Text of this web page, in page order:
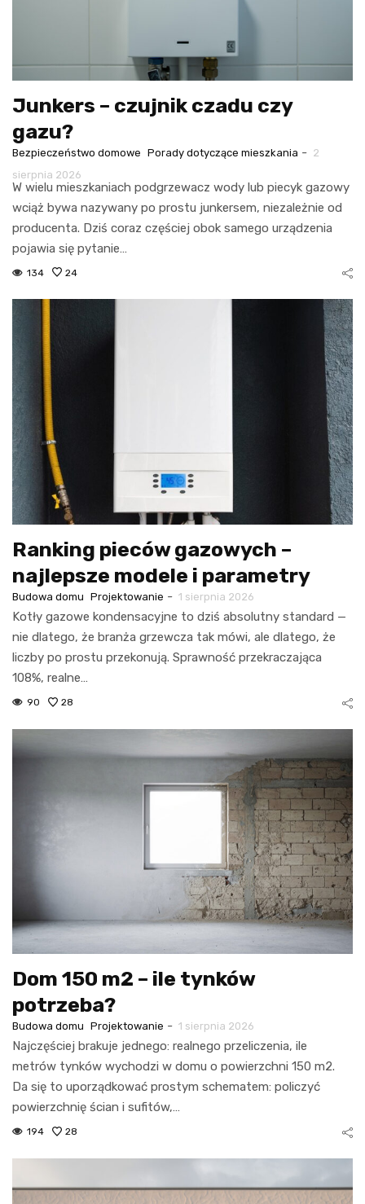
Junkers – czujnik czadu czy
gazu?
Bezpieczeństwo domowe Porady dotyczące mieszkania - 2
sierpnia 2026
W wielu mieszkaniach podgrzewacz wody lub piecyk gazowy
wciąż bywa nazywany po prostu junkersem, niezależnie od
producenta. Dziś coraz częściej obok samego urządzenia
pojawia się pytanie…
134 24
Ranking pieców gazowych –
najlepsze modele i parametry
Budowa domu Projektowanie - 1 sierpnia 2026
Kotły gazowe kondensacyjne to dziś absolutny standard —
nie dlatego, że branża grzewcza tak mówi, ale dlatego, że
liczby po prostu przekonują. Sprawność przekraczająca
108%, realne…
90 28
Dom 150 m2 – ile tynków
potrzeba?
Budowa domu Projektowanie - 1 sierpnia 2026
Najczęściej brakuje jednego: realnego przeliczenia, ile
metrów tynków wychodzi w domu o powierzchni 150 m2.
Da się to uporządkować prostym schematem: policzyć
powierzchnię ścian i sufitów,…
194 28